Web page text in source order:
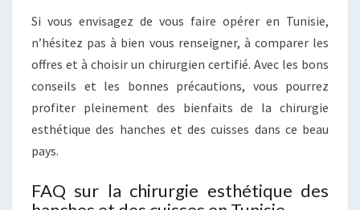
Si vous envisagez de vous faire opérer en Tunisie,
n’hésitez pas à bien vous renseigner, à comparer les
offres et à choisir un chirurgien certifié. Avec les bons
conseils et les bonnes précautions, vous pourrez
profiter pleinement des bienfaits de la chirurgie
esthétique des hanches et des cuisses dans ce beau
pays.
FAQ sur la chirurgie esthétique des